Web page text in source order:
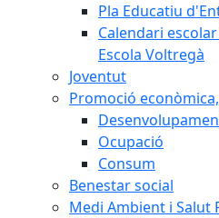
Pla Educatiu
Calendari
Escola Voltregà
Joventut
Promoció
Ocupació
Consum
Benestar social
Medi Ambient i Salut